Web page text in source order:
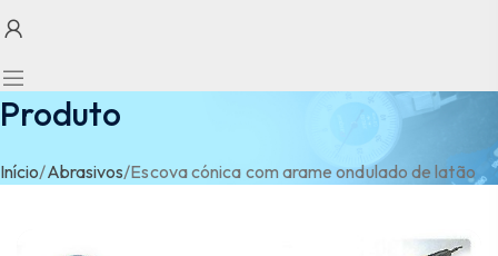
Produto
Início/Abrasivos/Escova cónica com arame ondulado de latão